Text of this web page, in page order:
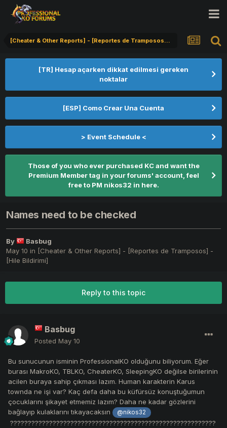
[Cheater & Other Reports] - [Reportes de Tramposos] - [Hile Bildirimi]
[TR] Hesap açarken dikkat edilmesi gereken
noktalar
[ESP] Como Crear Una Cuenta
> Event Schedule <
Those of you who ever purchased KC and want the
Premium Member tag in your forums' account, feel
free to PM nikos32 in here.
Names need to be checked
By
Basbug
May 10 in [Cheater & Other Reports] - [Reportes de Tramposos] -
[Hile Bildirimi]
Reply to this topic
Basbug
Posted May 10
Bu sunucunun isminin ProfessionalKO olduğunu biliyorum. Eğer
burası MakroKO, TBLKO, CheaterKO, SleepingKO değilse birilerinin
acilen buraya sahip çıkması lazım. Human karakterin Karus
townda ne işi var? Kaç defa daha bu küfürsüz konuştuğumun
çocuklarını şikayet etmemiz lazım? Daha ne kadar gözlerini
bağlayıp kulaklarını tıkayacaksın
@nikos32
??????????????????????????????????????????????????????????